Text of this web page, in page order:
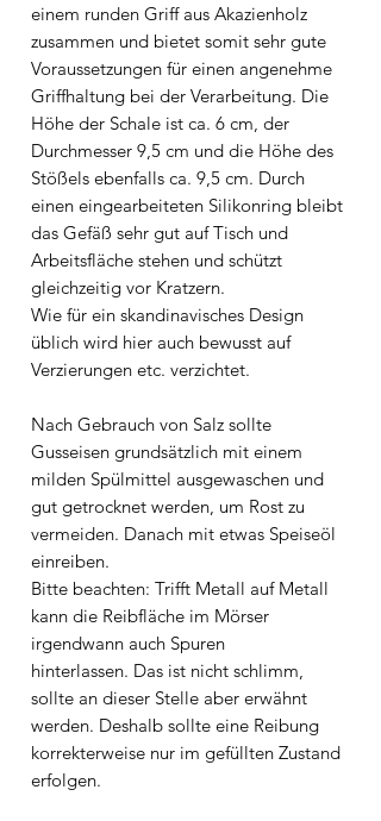
einem runden Griff aus Akazienholz
zusammen und bietet somit sehr gute
Voraussetzungen für einen angenehme
Griffhaltung bei der Verarbeitung. Die
Höhe der Schale ist ca. 6 cm, der
Durchmesser 9,5 cm und die Höhe des
Stößels ebenfalls ca. 9,5 cm. Durch
einen eingearbeiteten Silikonring bleibt
das Gefäß sehr gut auf Tisch und
Arbeitsfläche stehen und schützt
gleichzeitig vor Kratzern.
Wie für ein skandinavisches Design
üblich wird hier auch bewusst auf
Verzierungen etc. verzichtet.
Nach Gebrauch von Salz sollte
Gusseisen grundsätzlich mit einem
milden Spülmittel ausgewaschen und
gut getrocknet werden, um Rost zu
vermeiden. Danach mit etwas Speiseöl
einreiben.
Bitte beachten: Trifft Metall auf Metall
kann die Reibfläche im Mörser
irgendwann auch Spuren
hinterlassen. Das ist nicht schlimm,
sollte an dieser Stelle aber erwähnt
werden. Deshalb sollte eine Reibung
korrekterweise nur im gefüllten Zustand
erfolgen.